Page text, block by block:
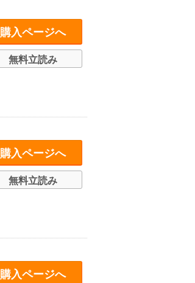
購入ページへ
無料立読み
購入ページへ
無料立読み
購入ページへ